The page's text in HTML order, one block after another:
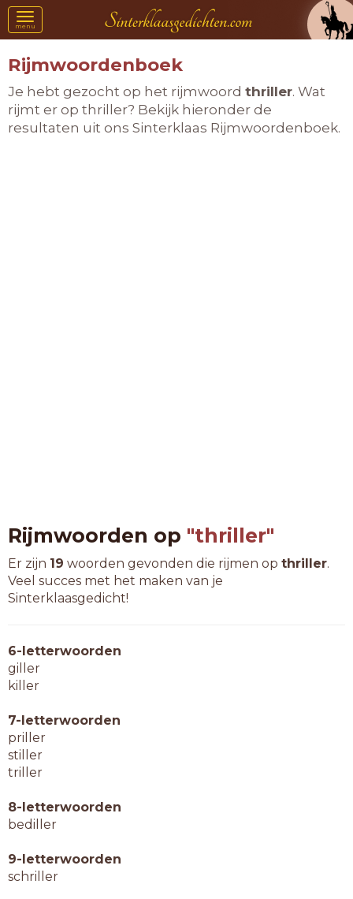
Toggle
navigation
menu
Rijmwoordenboek
Je hebt gezocht op het rijmwoord thriller. Wat
rijmt er op thriller? Bekijk hieronder de
resultaten uit ons Sinterklaas Rijmwoordenboek.
Rijmwoorden op "thriller"
Er zijn 19 woorden gevonden die rijmen op thriller.
Veel succes met het maken van je
Sinterklaasgedicht!
6-letterwoorden
giller
killer
7-letterwoorden
priller
stiller
triller
8-letterwoorden
bediller
9-letterwoorden
schriller